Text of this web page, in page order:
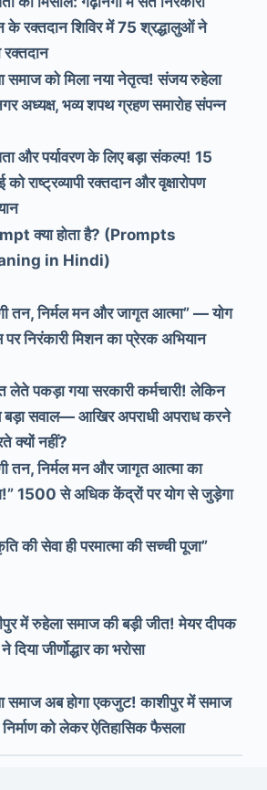
के रक्तदान शिविर में 75 श्रद्धालुओं ने
रक्तदान
समाज को मिला नया नेतृत्व! संजय रुहेला
अध्यक्ष, भव्य शपथ ग्रहण समारोह संपन्न
और पर्यावरण के लिए बड़ा संकल्प! 15
को राष्ट्रव्यापी रक्तदान और वृक्षारोपण
क्या होता है? (Prompts
in Hindi)
तन, निर्मल मन और जागृत आत्मा” — योग
पर निरंकारी मिशन का प्रेरक अभियान
लेते पकड़ा गया सरकारी कर्मचारी! लेकिन
सवाल— आखिर अपराधी अपराध करने
क्यों नहीं?
तन, निर्मल मन और जागृत आत्मा का
1500 से अधिक केंद्रों पर योग से जुड़ेगा
की सेवा ही परमात्मा की सच्ची पूजा”
में रुहेला समाज की बड़ी जीत! मेयर दीपक
दिया जीर्णोद्धार का भरोसा
समाज अब होगा एकजुट! काशीपुर में समाज
को लेकर ऐतिहासिक फैसला